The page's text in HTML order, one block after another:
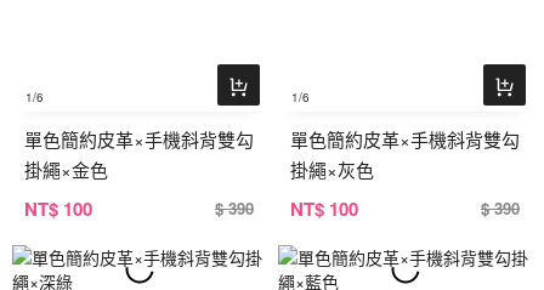
1/6
單色簡約皮革×手機斜背雙勾
掛繩×金色
NT$ 100 $ 390
1/6
單色簡約皮革×手機斜背雙勾
掛繩×灰色
NT$ 100 $ 390